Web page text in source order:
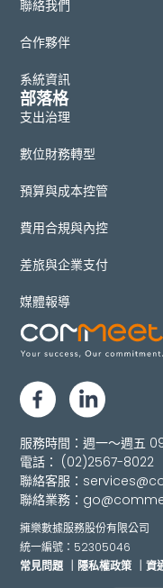
聯絡我們
合作夥伴
系統資訊
部落格
支出治理
數位財務轉型
預算與成本控管
費用合規與內控
差旅與企業支付
媒體報導
服務時間：週一～週五
電話： (02)2567-8022
聯絡客服：
聯絡業務：
擁樂數據服務股份有限公司
統一編號：52305046
常見問題
｜隱私權政策 ｜